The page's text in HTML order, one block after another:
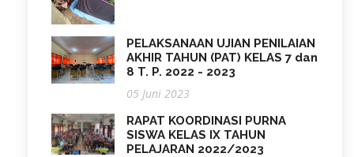
PELAKSANAAN UJIAN PENILAIAN
AKHIR TAHUN (PAT) KELAS 7 dan
8 T. P. 2022 - 2023
05 Juni 2023
RAPAT KOORDINASI PURNA
SISWA KELAS IX TAHUN
PELAJARAN 2022/2023